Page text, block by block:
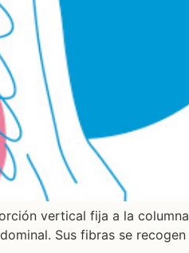
vertical fija a la
Sus fibras se